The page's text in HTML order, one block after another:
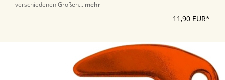
verschiedenen Größen... mehr
11,90 EUR*